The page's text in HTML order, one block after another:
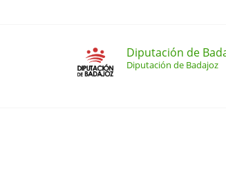
Diputación de
Diputación de Badajoz